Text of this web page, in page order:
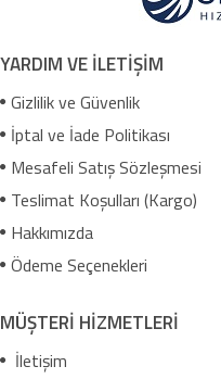
YARDIM VE İLETİŞİM
Gizlilik ve Güvenlik
İptal ve İade Politikası
Mesafeli Satış Sözleşmesi
Teslimat Koşulları (Kargo)
Hakkımızda
Ödeme Seçenekleri
MÜŞTERİ HİZMETLERİ
İletişim